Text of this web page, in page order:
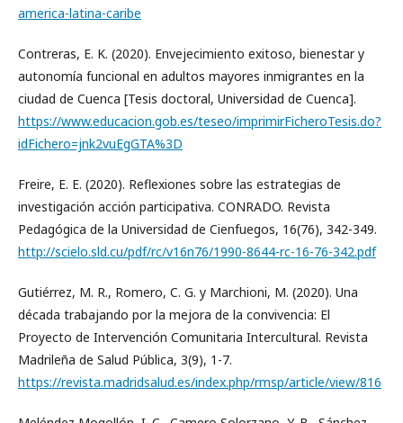
america-latina-caribe
Contreras, E. K. (2020). Envejecimiento exitoso, bienestar y
autonomía funcional en adultos mayores inmigrantes en la
ciudad de Cuenca [Tesis doctoral, Universidad de Cuenca].
https://www.educacion.gob.es/teseo/imprimirFicheroTesis.do?
idFichero=jnk2vuEgGTA%3D
Freire, E. E. (2020). Reflexiones sobre las estrategias de
investigación acción participativa. CONRADO. Revista
Pedagógica de la Universidad de Cienfuegos, 16(76), 342-349.
http://scielo.sld.cu/pdf/rc/v16n76/1990-8644-rc-16-76-342.pdf
Gutiérrez, M. R., Romero, C. G. y Marchioni, M. (2020). Una
década trabajando por la mejora de la convivencia: El
Proyecto de Intervención Comunitaria Intercultural. Revista
Madrileña de Salud Pública, 3(9), 1-7.
https://revista.madridsalud.es/index.php/rmsp/article/view/816